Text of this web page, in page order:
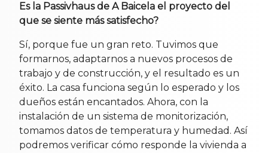
Es la Passivhaus de A Baicela el proyecto del
que se siente más satisfecho?
Sí, porque fue un gran reto. Tuvimos que
formarnos, adaptarnos a nuevos procesos de
trabajo y de construcción, y el resultado es un
éxito. La casa funciona según lo esperado y los
dueños están encantados. Ahora, con la
instalación de un sistema de monitorización,
tomamos datos de temperatura y humedad. Así
podremos verificar cómo responde la vivienda a